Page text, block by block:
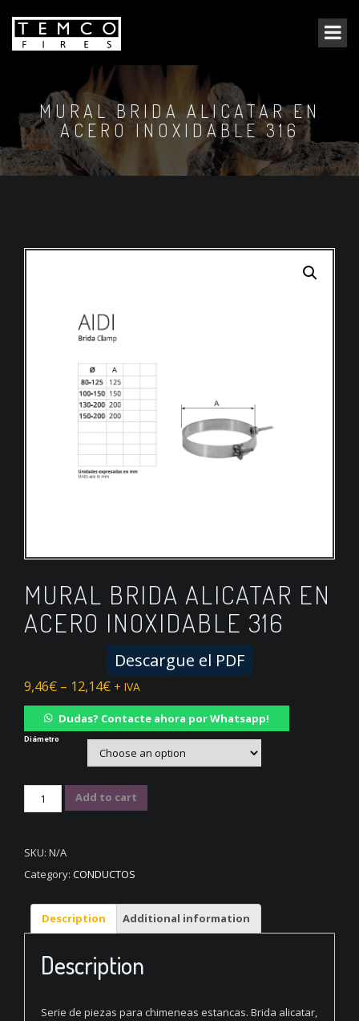
MURAL BRIDA ALICATAR EN
ACERO INOXIDABLE 316
MURAL BRIDA ALICATAR EN
ACERO INOXIDABLE 316
Descargue el PDF
9,46€ – 12,14€ + IVA
Dudas? Contacte ahora por Whatsapp!
Diámetro
Mural
brida
en
Inoxidable
quantity
Add to cart
SKU: N/A
Category: CONDUCTOS
Description Additional information
Description
Serie de piezas para chimeneas estancas. Brida alicatar,